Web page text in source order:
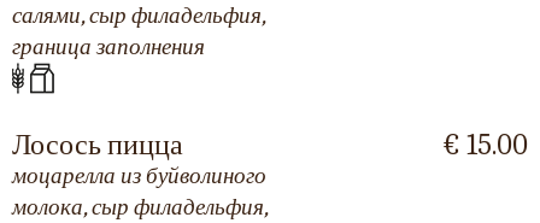
салями, сыр филадельфия,
граница заполнения
Лосось пицца
моцарелла из буйволиного
молока, сыр филадельфия,
€ 15.00